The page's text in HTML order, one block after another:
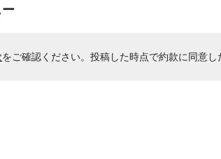
をご確認ください。投稿した時点で約款に同意し